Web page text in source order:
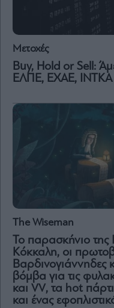
Μετοχές
Buy, Hold or Sell:
ΕΛΠΕ, ΕΧΑΕ, ΙΝΤΚΑ
The Wiseman
Το παρασκήνιο της
Κόκκαλη, οι
Βαρδινογιάννηδες
βόμβα για τις
και VV, τα hot
και ένας